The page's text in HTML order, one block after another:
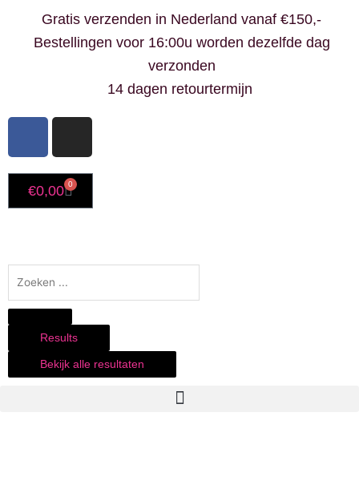
Gratis verzenden in Nederland vanaf €150,-
Bestellingen voor 16:00u worden dezelfde dag
verzonden
14 dagen retourtermijn
e
b
k
-
f
t
a
a
€0,00 0
Winkelwagen
Search
...
Results
Bekijk alle resultaten